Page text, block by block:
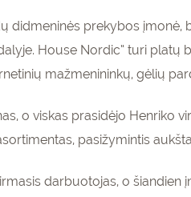
didmeninės prekybos
House Nordic“ turi
mažmenininkų, gėlių
o viskas prasidėjo Henriko
pasižymintis
darbuotojas, o